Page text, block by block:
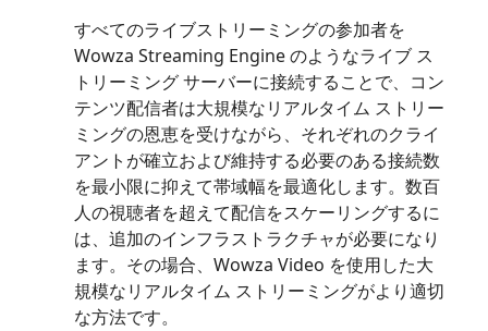
すべてのライブストリーミングの参加者を
Wowza Streaming Engine のようなライブ ス
トリーミング サーバーに接続することで、コン
テンツ配信者は大規模なリアルタイム ストリー
ミングの恩恵を受けながら、それぞれのクライ
アントが確立および維持する必要のある接続数
を最小限に抑えて帯域幅を最適化します。数百
人の視聴者を超えて配信をスケ​​ーリングするに
は、追加のインフラストラクチャが必要になり
ます。その場合、Wowza Video を使用した大
規模なリアルタイム ストリーミングがより適切
な方法です。